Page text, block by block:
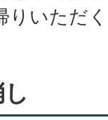
りいただ